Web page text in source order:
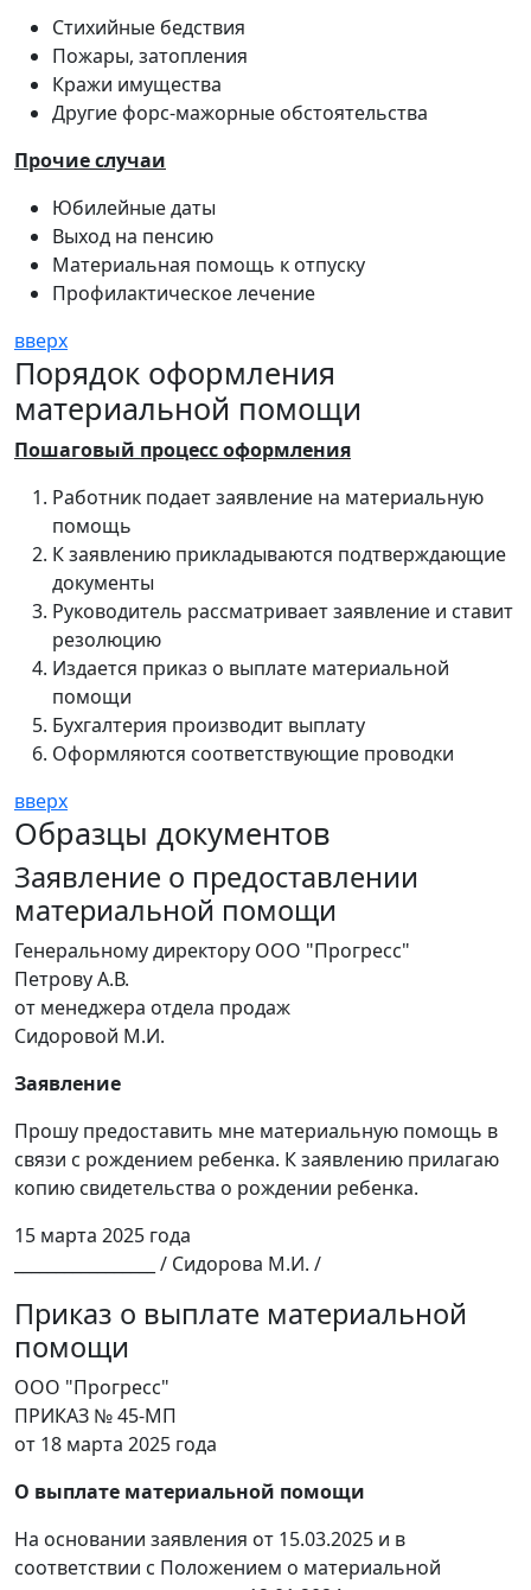
Стихийные бедствия
Пожары, затопления
Кражи имущества
Другие форс-мажорные обстоятельства
Прочие случаи
Юбилейные даты
Выход на пенсию
Материальная помощь к отпуску
Профилактическое лечение
вверх
Порядок оформления
материальной помощи
Пошаговый процесс оформления
Работник подает заявление на материальную
помощь
К заявлению прикладываются подтверждающие
документы
Руководитель рассматривает заявление и ставит
резолюцию
Издается приказ о выплате материальной
помощи
Бухгалтерия производит выплату
Оформляются соответствующие проводки
вверх
Образцы документов
Заявление о предоставлении
материальной помощи
Генеральному директору ООО "Прогресс"
Петрову А.В.
от менеджера отдела продаж
Сидоровой М.И.
Заявление
Прошу предоставить мне материальную помощь в
связи с рождением ребенка. К заявлению прилагаю
копию свидетельства о рождении ребенка.
15 марта 2025 года
_________________ / Сидорова М.И. /
Приказ о выплате материальной
помощи
ООО "Прогресс"
ПРИКАЗ № 45-МП
от 18 марта 2025 года
О выплате материальной помощи
На основании заявления от 15.03.2025 и в
соответствии с Положением о материальной